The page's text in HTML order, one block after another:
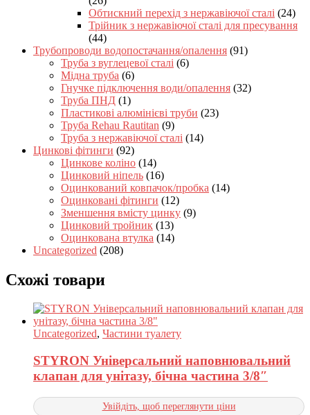
Обтискний перехід з нержавіючої сталі (24)
Трійник з нержавіючої сталі для пресування
(44)
Трубопроводи водопостачання/опалення (91)
Труба з вуглецевої сталі (6)
Мідна труба (6)
Гнучке підключення води/опалення (32)
Труба ПНД (1)
Пластикові алюмінієві труби (23)
Труба Rehau Rautitan (9)
Труба з нержавіючої сталі (14)
Цинкові фітинги (92)
Цинкове коліно (14)
Цинковий ніпель (16)
Оцинкований ковпачок/пробка (14)
Оцинковані фітинги (12)
Зменшення вмісту цинку (9)
Цинковий тройник (13)
Оцинкована втулка (14)
Uncategorized (208)
Схожі товари
Uncategorized, Частини туалету
STYRON Універсальний наповнювальний
клапан для унітазу, бічна частина 3/8″
Увійдіть, щоб переглянути ціни